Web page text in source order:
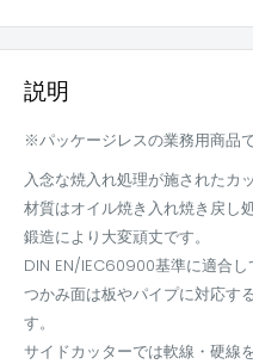
説明
※パッケージレスの業務用商品で
入念な焼入れ処理が施されたカ
材質はオイル焼き入れ焼き戻し
鍛造により大変頑丈です。
DIN EN/IEC60900基準に適合し
つかみ面は板やパイプに対応す
す。
サイドカッターでは軟線・硬線